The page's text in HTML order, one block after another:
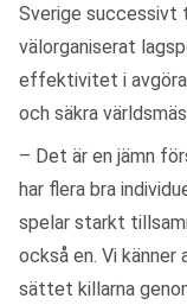
Sverige
välorganiserat
effektivitet i
och säkra
– Det är en jämn
har flera bra
spelar starkt
också en. Vi
sättet killarna